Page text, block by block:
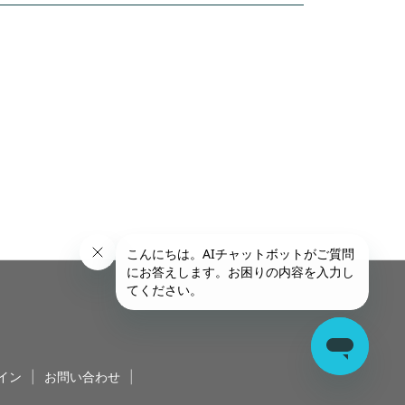
ン お問い合わせ